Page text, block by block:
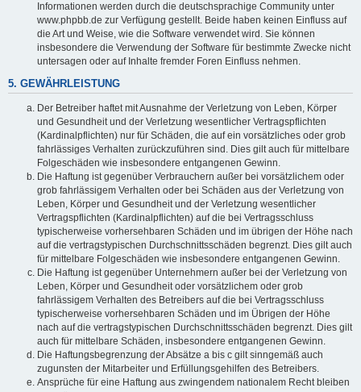
Informationen werden durch die deutschsprachige Community unter
www.phpbb.de zur Verfügung gestellt. Beide haben keinen Einfluss auf
die Art und Weise, wie die Software verwendet wird. Sie können
insbesondere die Verwendung der Software für bestimmte Zwecke nicht
untersagen oder auf Inhalte fremder Foren Einfluss nehmen.
5. GEWÄHRLEISTUNG
Der Betreiber haftet mit Ausnahme der Verletzung von Leben, Körper
und Gesundheit und der Verletzung wesentlicher Vertragspflichten
(Kardinalpflichten) nur für Schäden, die auf ein vorsätzliches oder grob
fahrlässiges Verhalten zurückzuführen sind. Dies gilt auch für mittelbare
Folgeschäden wie insbesondere entgangenen Gewinn.
Die Haftung ist gegenüber Verbrauchern außer bei vorsätzlichem oder
grob fahrlässigem Verhalten oder bei Schäden aus der Verletzung von
Leben, Körper und Gesundheit und der Verletzung wesentlicher
Vertragspflichten (Kardinalpflichten) auf die bei Vertragsschluss
typischerweise vorhersehbaren Schäden und im übrigen der Höhe nach
auf die vertragstypischen Durchschnittsschäden begrenzt. Dies gilt auch
für mittelbare Folgeschäden wie insbesondere entgangenen Gewinn.
Die Haftung ist gegenüber Unternehmern außer bei der Verletzung von
Leben, Körper und Gesundheit oder vorsätzlichem oder grob
fahrlässigem Verhalten des Betreibers auf die bei Vertragsschluss
typischerweise vorhersehbaren Schäden und im Übrigen der Höhe
nach auf die vertragstypischen Durchschnittsschäden begrenzt. Dies gilt
auch für mittelbare Schäden, insbesondere entgangenen Gewinn.
Die Haftungsbegrenzung der Absätze a bis c gilt sinngemäß auch
zugunsten der Mitarbeiter und Erfüllungsgehilfen des Betreibers.
Ansprüche für eine Haftung aus zwingendem nationalem Recht bleiben